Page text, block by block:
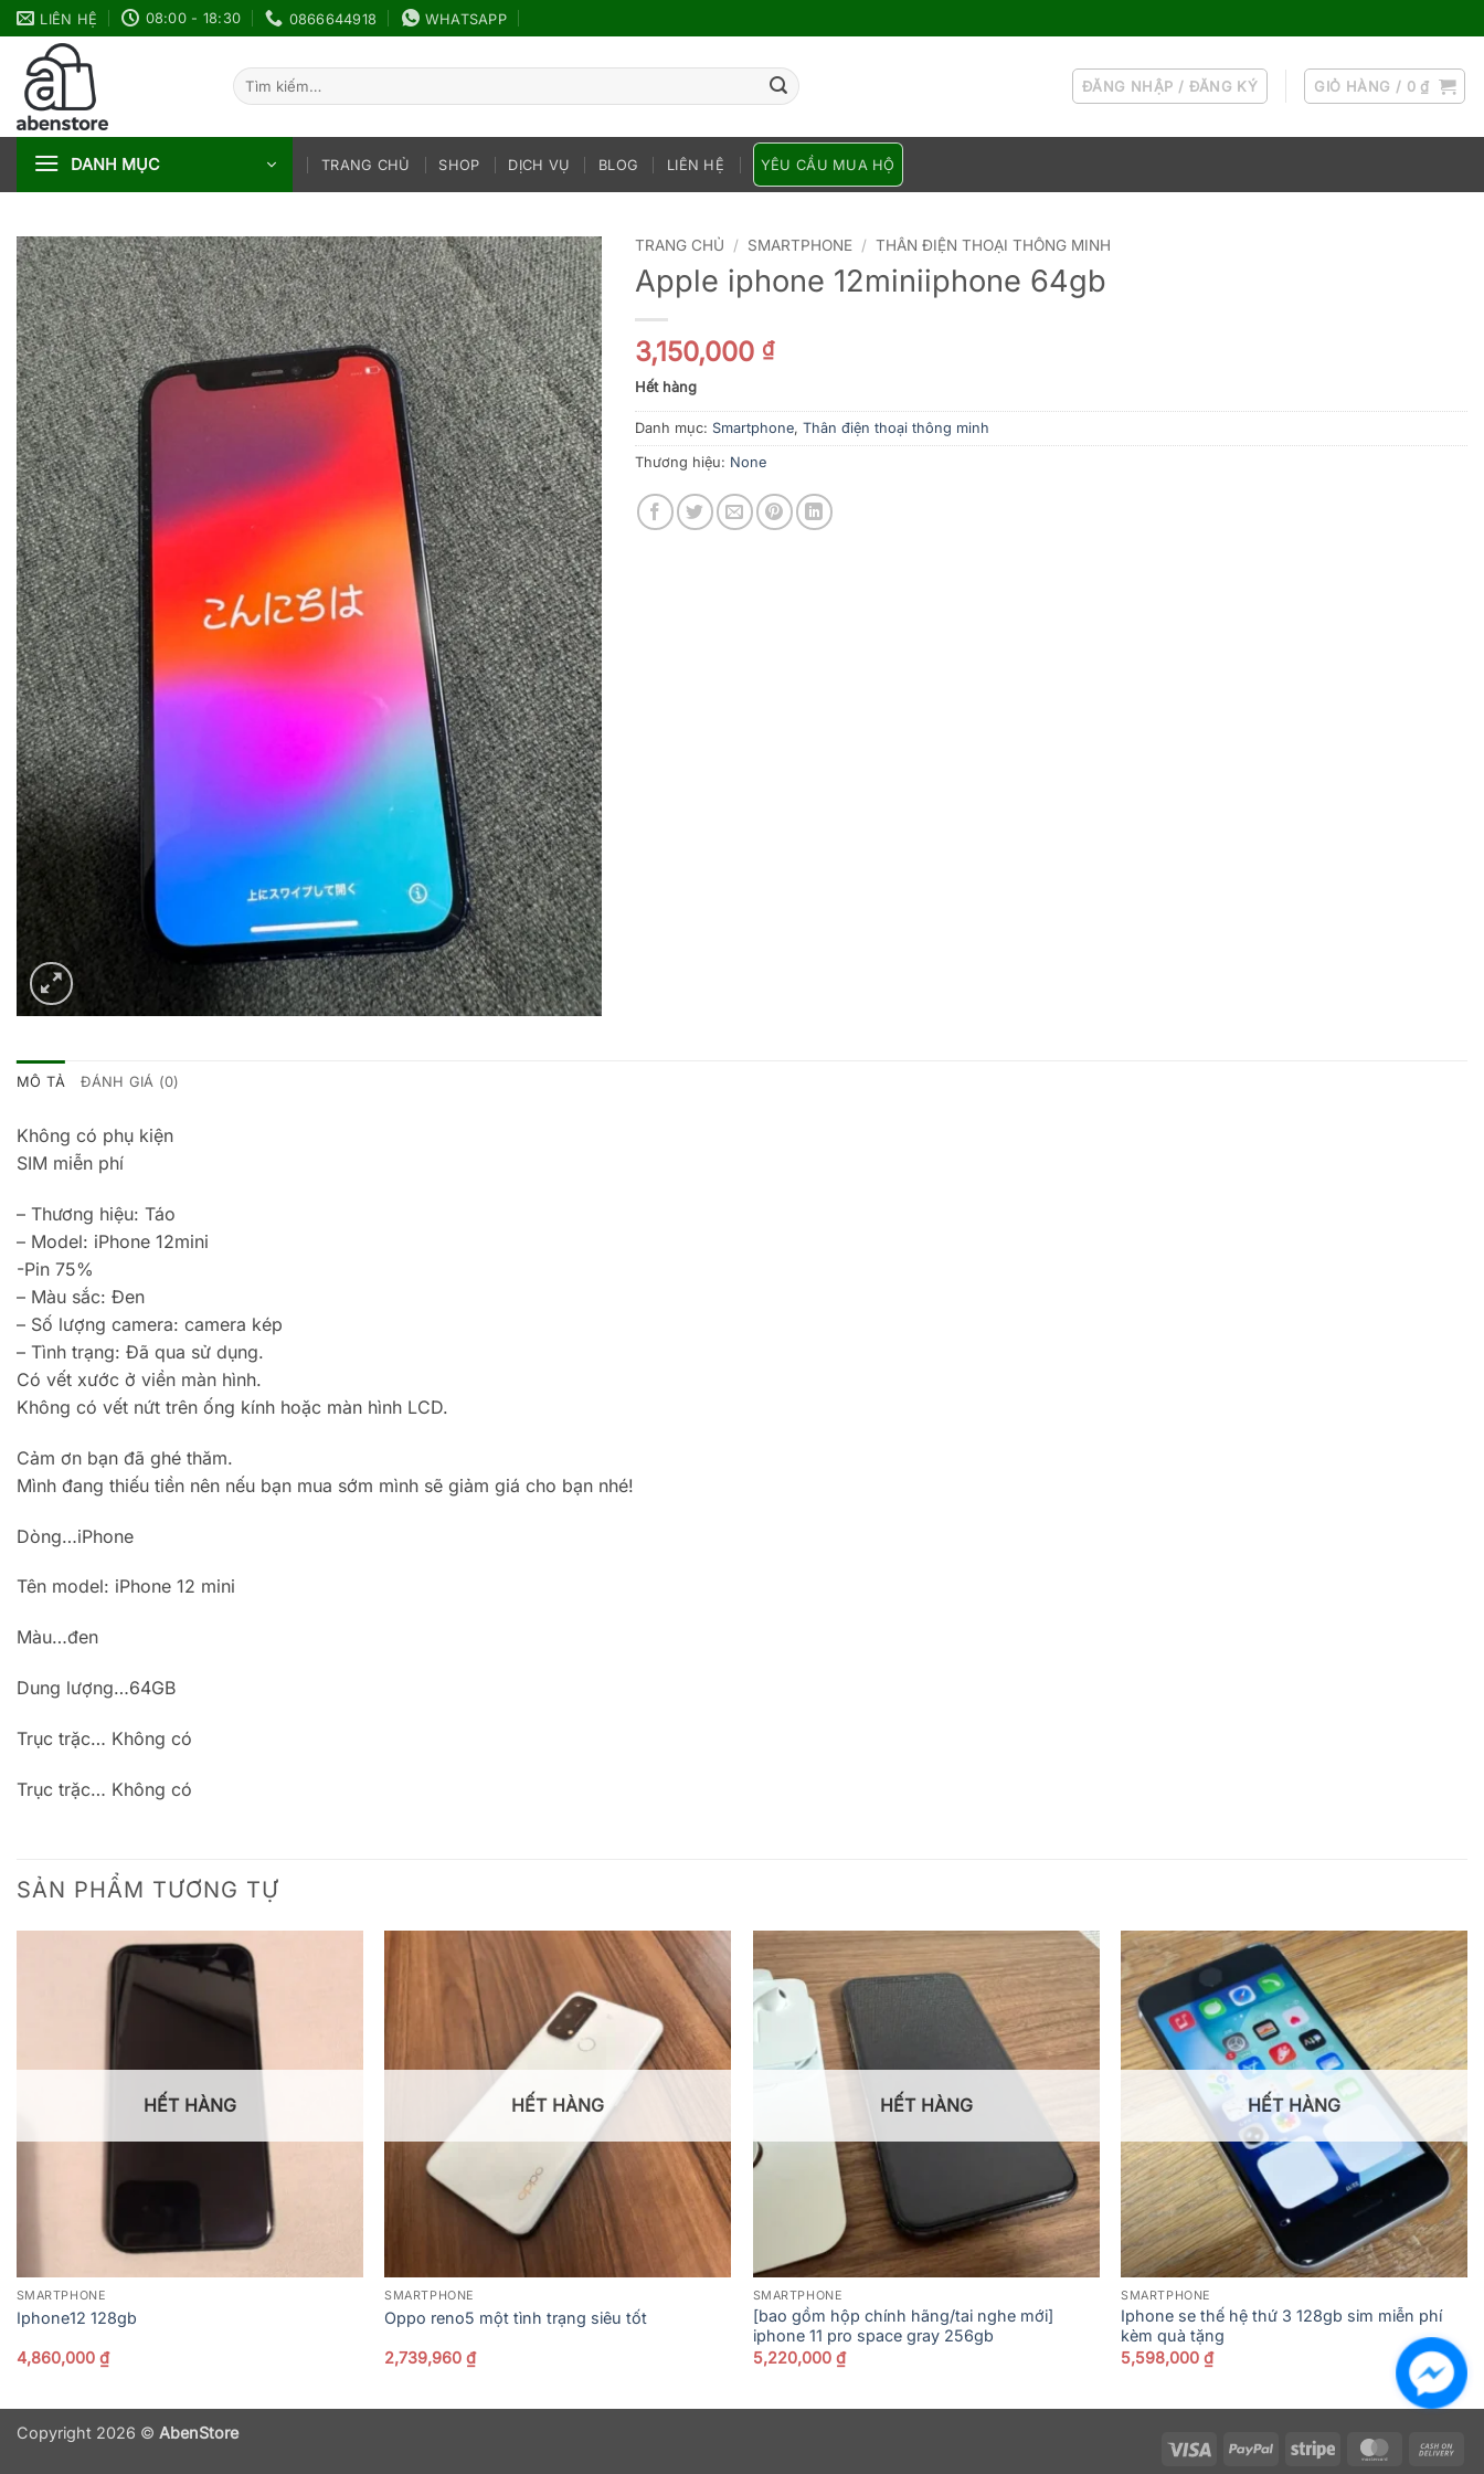
Bỏ
qua
dung
LIÊN HỆ 08:00 - 18:30 0866644918 WHATSAPP
Tìm
kiếm:
ĐĂNG NHẬP / ĐĂNG KÝ GIỎ HÀNG / 0 ₫
DANH MỤC TRANG CHỦ SHOP DỊCH VỤ BLOG LIÊN HỆ YÊU CẦU MUA HỘ
TRANG CHỦ / SMARTPHONE / THÂN ĐIỆN THOẠI THÔNG MINH
Apple iphone 12miniiphone 64gb
3,150,000 ₫
Hết hàng
Danh mục: Smartphone, Thân điện thoại thông minh
Thương hiệu: None
MÔ TẢ ĐÁNH GIÁ (0)
Không có phụ kiện
SIM miễn phí
– Thương hiệu: Táo
– Model: iPhone 12mini
-Pin 75%
– Màu sắc: Đen
– Số lượng camera: camera kép
– Tình trạng: Đã qua sử dụng.
Có vết xước ở viền màn hình.
Không có vết nứt trên ống kính hoặc màn hình LCD.
Cảm ơn bạn đã ghé thăm.
Mình đang thiếu tiền nên nếu bạn mua sớm mình sẽ giảm giá cho bạn nhé!
Dòng…iPhone
Tên model: iPhone 12 mini
Màu…đen
Dung lượng…64GB
Trục trặc… Không có
Trục trặc… Không có
SẢN PHẨM TƯƠNG TỰ
HẾT HÀNG
SMARTPHONE
Iphone12 128gb
4,860,000 ₫
HẾT HÀNG
SMARTPHONE
Oppo reno5 một tình trạng siêu tốt
2,739,960₫
HẾT HÀNG
SMARTPHONE
[bao gồm hộp chính hãng/tai nghe mới]
iphone 11 pro space gray 256gb
5,220,000 ₫
HẾT HÀNG
SMARTPHONE
Iphone se thế hệ thứ 3 128gb sim miễn phí
kèm quà tặng
5,598,000₫
Visa PayPal Stripe MasterCard
Copyright 2026 © AbenStore